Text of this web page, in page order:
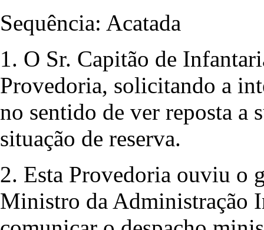
Sequência: Acatada
1. O Sr. Capitão de
Provedoria, solicitando a
no sentido de ver reposta a
situação de reserva.
2. Esta Provedoria ouviu o
Ministro da Administração